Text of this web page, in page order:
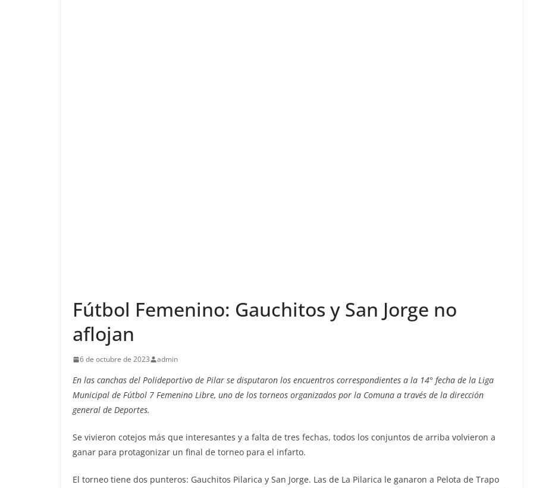
Fútbol Femenino: Gauchitos y San Jorge no
aflojan
6 de octubre de 2023 admin
En las canchas del Polideportivo de Pilar se disputaron los encuentros correspondientes a la 14° fecha de la Liga
Municipal de Fútbol 7 Femenino Libre, uno de los torneos organizados por la Comuna a través de la dirección
general de Deportes.
Se vivieron cotejos más que interesantes y a falta de tres fechas, todos los conjuntos de arriba volvieron a
ganar para protagonizar un final de torneo para el infarto.
El torneo tiene dos punteros: Gauchitos Pilarica y San Jorge. Las de La Pilarica le ganaron a Pelota de Trapo